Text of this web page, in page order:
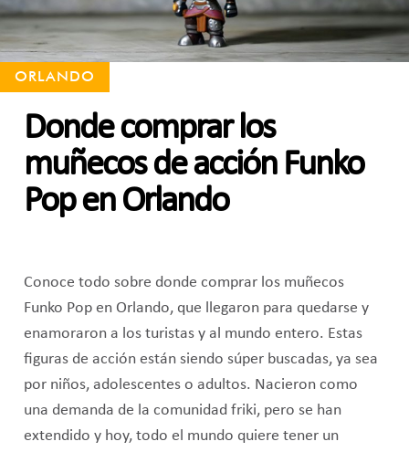
ORLANDO
Donde comprar los
muñecos de acción Funko
Pop en Orlando
Conoce todo sobre donde comprar los muñecos
Funko Pop en Orlando, que llegaron para quedarse y
enamoraron a los turistas y al mundo entero. Estas
figuras de acción están siendo súper buscadas, ya sea
por niños, adolescentes o adultos. Nacieron como
una demanda de la comunidad friki, pero se han
extendido y hoy, todo el mundo quiere tener un